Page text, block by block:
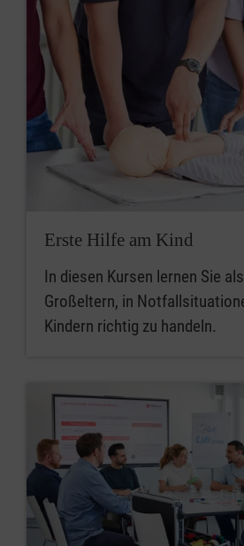
Erste Hilfe am Kind
In diesen Kursen lernen Sie
Großeltern, in
Kindern richtig zu handeln.